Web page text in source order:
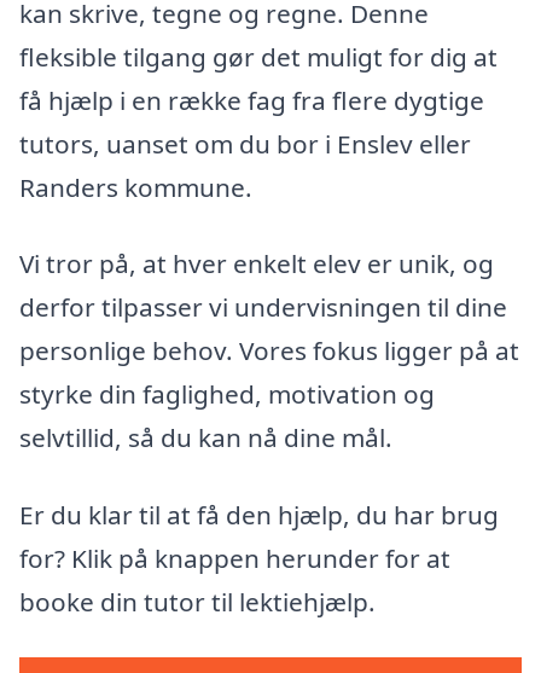
kan skrive, tegne og regne. Denne
fleksible tilgang gør det muligt for dig at
få hjælp i en række fag fra flere dygtige
tutors, uanset om du bor i Enslev eller
Randers kommune.
Vi tror på, at hver enkelt elev er unik, og
derfor tilpasser vi undervisningen til dine
personlige behov. Vores fokus ligger på at
styrke din faglighed, motivation og
selvtillid, så du kan nå dine mål.
Er du klar til at få den hjælp, du har brug
for? Klik på knappen herunder for at
booke din tutor til lektiehjælp.